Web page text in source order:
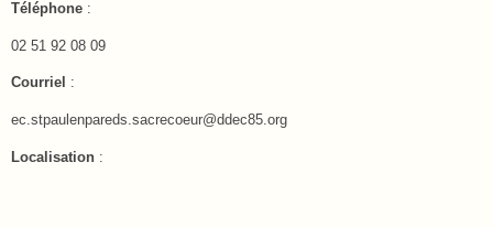
Téléphone :
02 51 92 08 09
Courriel :
ec.stpaulenpareds.sacrecoeur@ddec85.org
Localisation :